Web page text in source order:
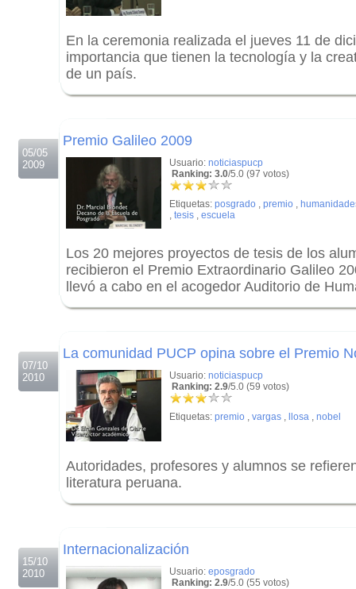
En la ceremonia realizada el jueves 11 de
importancia que tienen la tecnología y la
de un país.
05/05
2009
Premio Galileo 2009
Usuario: noticiaspucp
Ranking: 3.0/5.0 (97 votos)
Etiquetas: posgrado , premio ,
, tesis , escuela
Los 20 mejores proyectos de tesis de los
recibieron el Premio Extraordinario Galileo
llevó a cabo en el acogedor Auditorio de
07/10
2010
La comunidad PUCP opina sobre el Premio
Usuario: noticiaspucp
Ranking: 2.9/5.0 (59 votos)
Etiquetas: premio , vargas , llosa , nobel
Autoridades, profesores y alumnos se
literatura peruana.
15/10
2010
Internacionalización
Usuario: eposgrado
Ranking: 2.9/5.0 (55 votos)